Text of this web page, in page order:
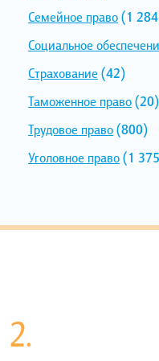
Семейное право(1
Социальное
Страхование (42)
Таможенное право(20)
Трудовое право(800)
Уголовное право(1
2.